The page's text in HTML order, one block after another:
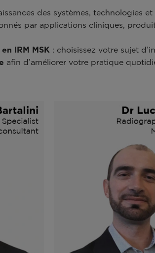
des systèmes, technologies
par applications cliniques,
IRM MSK : choisissez votre sujet
afin d’améliorer votre pratique